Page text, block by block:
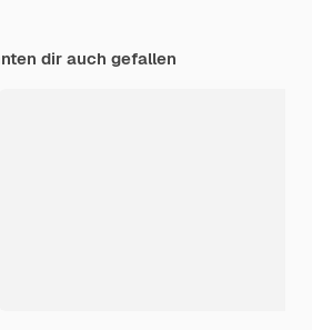
dir auch gefallen